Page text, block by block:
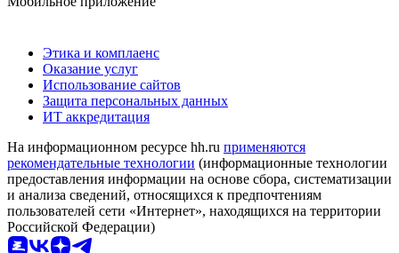
Этика и комплаенс
Оказание услуг
Использование сайтов
Защита персональных данных
ИТ аккредитация
На информационном ресурсе hh.ru применяются
рекомендательные технологии (информационные технологии
предоставления информации на основе сбора, систематизации
и анализа сведений, относящихся к предпочтениям
пользователей сети «Интернет», находящихся на территории
Российской Федерации)